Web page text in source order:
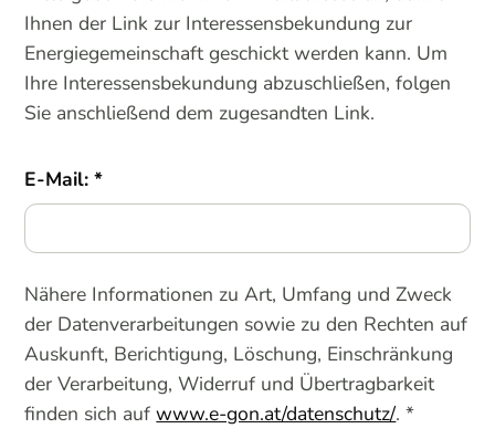
Ihnen der Link zur Interessensbekundung zur
Energiegemeinschaft geschickt werden kann. Um
Ihre Interessensbekundung abzuschließen, folgen
Sie anschließend dem zugesandten Link.
E-Mail:
Nähere Informationen zu Art, Umfang und Zweck
der Datenverarbeitungen sowie zu den Rechten auf
Auskunft, Berichtigung, Löschung, Einschränkung
der Verarbeitung, Widerruf und Übertragbarkeit
finden sich aufwww.e-gon.at/datenschutz/. *